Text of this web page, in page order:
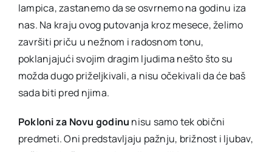
lampica, zastanemo da se osvrnemo na godinu iza
nas. Na kraju ovog putovanja kroz mesece, želimo
završiti priču u nežnom i radosnom tonu,
poklanjajući svojim dragim ljudima nešto što su
možda dugo priželjkivali, a nisu očekivali da će baš
sada biti pred njima.
Pokloni za Novu godinu nisu samo tek obični
predmeti. Oni predstavljaju pažnju, brižnost i ljubav,